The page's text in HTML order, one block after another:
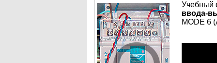
Учебный
ввода-
MODE 6